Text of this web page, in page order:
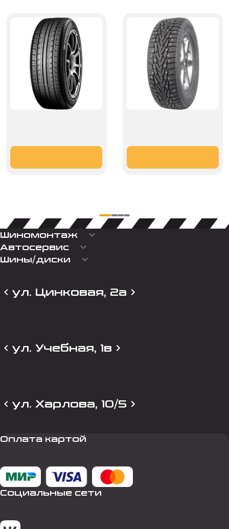
Шиномонтаж keyboard_arrow_down
Автосервис keyboard_arrow_down
Шины/диски keyboard_arrow_down
ул. Цинковая, 2а
ул. Учебная, 1в
ул. Харлова, 10/5
Оплата картой
Социальные сети